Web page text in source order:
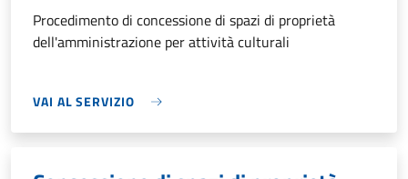
Procedimento di concessione di spazi di proprietà
dell'amministrazione per attività culturali
VAI AL SERVIZIO